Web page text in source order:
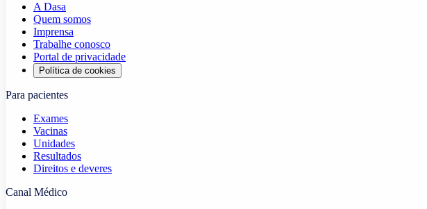
A Dasa
Quem somos
Imprensa
Trabalhe conosco
Portal de privacidade
Política de cookies
Para pacientes
Exames
Vacinas
Unidades
Resultados
Direitos e deveres
Canal Médico